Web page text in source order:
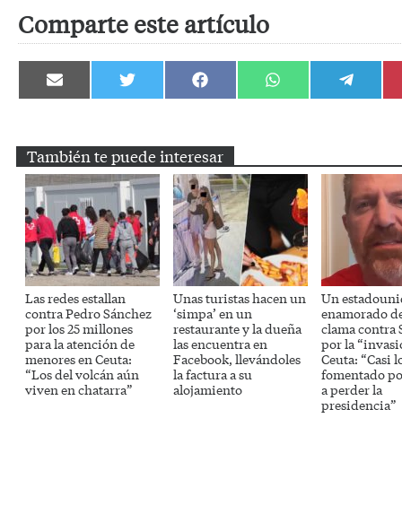
Comparte este artículo
Compartir
en
Compartir
en
Compartir
en
Compartir
en
Compartir
en
También te puede interesar
Las redes estallan
contra Pedro Sánchez
por los 25 millones
para la atención de
menores en Ceuta:
“Los del volcán aún
viven en chatarra”
Unas turistas hacen un
‘simpa’ en un
restaurante y la dueña
las encuentra en
Facebook, llevándoles
la factura a su
alojamiento
Un
enamorado
clama contra
por la
Ceuta: “Casi
fomentado
a perder la
presidencia”